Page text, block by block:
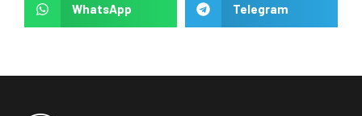
WhatsApp Telegram